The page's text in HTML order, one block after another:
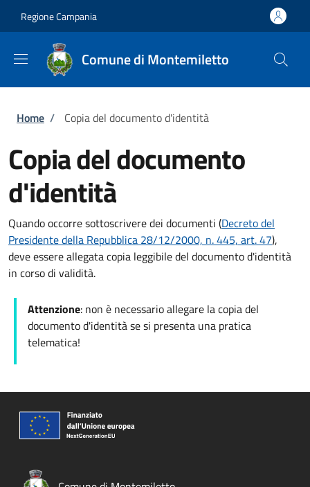
Regione Campania
Comune di Montemiletto
Briciole di pane
Home / Copia del documento d'identità
Copia del documento
d'identità
Quando occorre sottoscrivere dei documenti (Decreto del
Presidente della Repubblica 28/12/2000, n. 445, art. 47),
deve essere allegata copia leggibile del documento d'identità
in corso di validità.
Attenzione: non è necessario allegare la copia del
documento d'identità se si presenta una pratica
telematica!